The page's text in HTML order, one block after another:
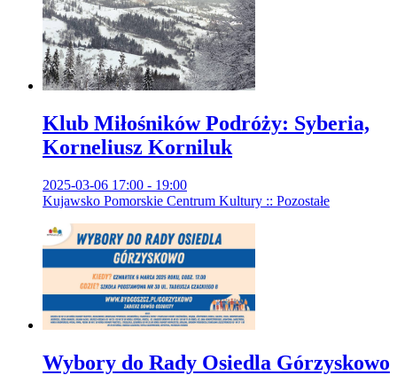
Klub Miłośników Podróży: Syberia,
Korneliusz Korniluk
2025-03-06 17:00 - 19:00
Kujawsko Pomorskie Centrum Kultury :: Pozostałe
Wybory do Rady Osiedla Górzyskowo